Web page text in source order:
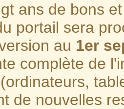
ans de bons
portail sera
au 1er
complète de
de nouvelles